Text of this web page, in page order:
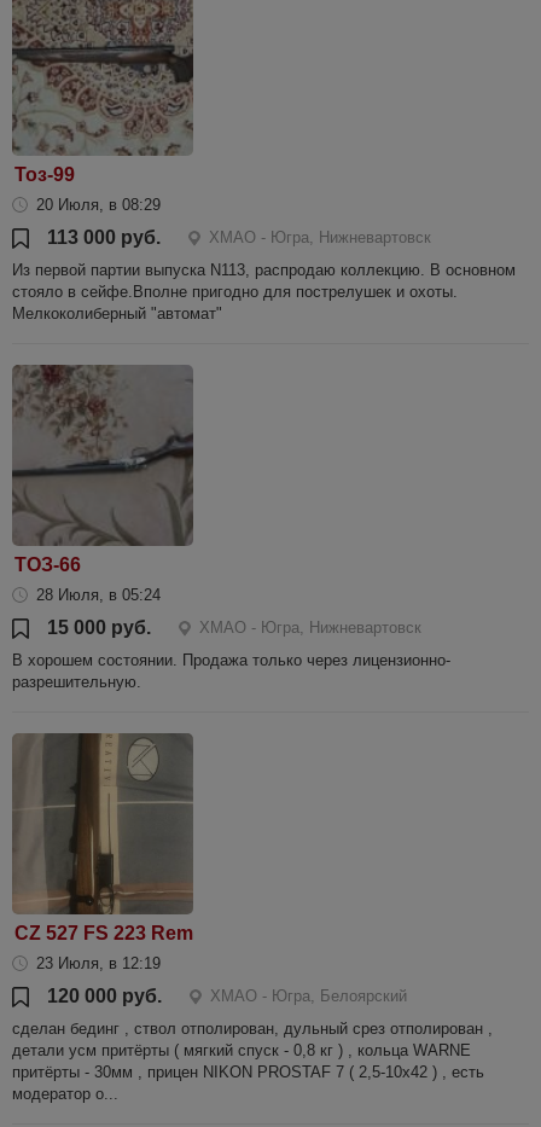
Тоз-99
20 Июля, в 08:29
113 000 руб.
ХМАО - Югра, Нижневартовск
Из первой партии выпуска N113, распродаю коллекцию. В основном
стояло в сейфе.Вполне пригодно для пострелушек и охоты.
Мелкоколиберный "автомат"
ТОЗ-66
28 Июля, в 05:24
15 000 руб.
ХМАО - Югра, Нижневартовск
В хорошем состоянии. Продажа только через лицензионно-
разрешительную.
CZ 527 FS 223 Rem
23 Июля, в 12:19
120 000 руб.
ХМАО - Югра, Белоярский
сделан бединг , ствол отполирован, дульный срез отполирован ,
детали усм притёрты ( мягкий спуск - 0,8 кг ) , кольца WARNE
притёрты - 30мм , прицен NIKON PROSTAF 7 ( 2,5-10х42 ) , есть
модератор о...